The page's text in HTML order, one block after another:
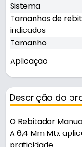
Sistema
Tamanhos de
indicados
Tamanho
Aplicação
Descrição do
O Rebitador
A 6,4 Mm Mtx